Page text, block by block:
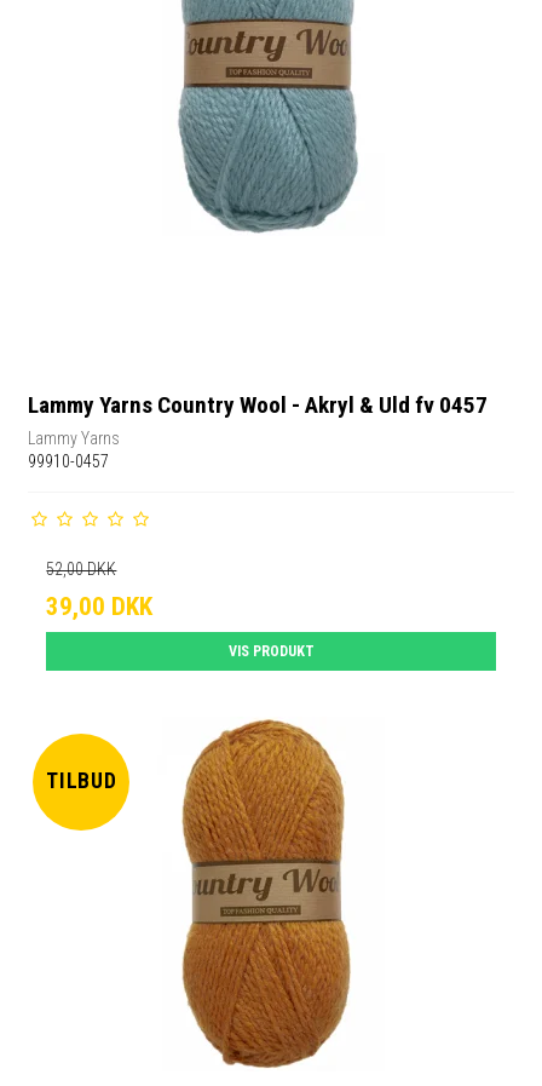
Lammy Yarns Country Wool - Akryl & Uld fv 0457
Lammy Yarns
99910-0457
52,00 DKK
39,00 DKK
VIS PRODUKT
TILBUD